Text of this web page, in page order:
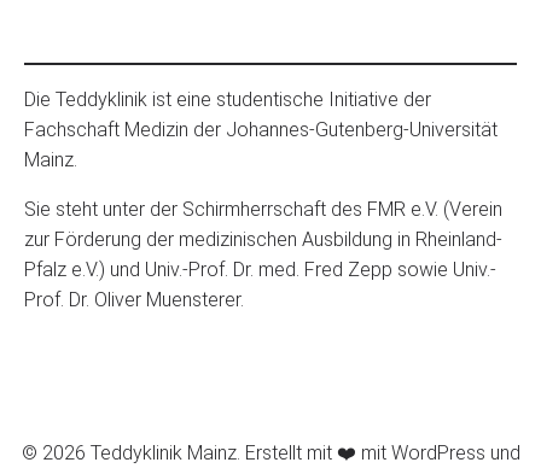
Die Teddyklinik ist eine studentische Initiative der
Fachschaft Medizin der Johannes-Gutenberg-Universität
Mainz.
Sie steht unter der Schirmherrschaft des FMR e.V. (Verein
zur Förderung der medizinischen Ausbildung in Rheinland-
Pfalz e.V.) und Univ.-Prof. Dr. med. Fred Zepp sowie Univ.-
Prof. Dr. Oliver Muensterer.
© 2026 Teddyklinik Mainz. Erstellt mit ❤️ mit WordPress und